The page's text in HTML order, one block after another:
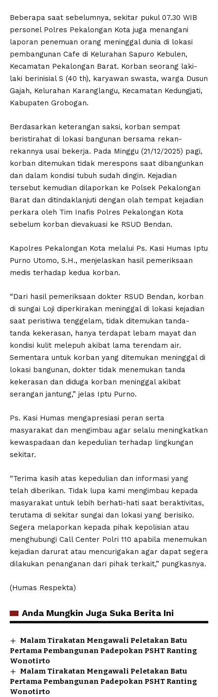
Beberapa saat sebelumnya, sekitar pukul 07.30 WIB
personel Polres Pekalongan Kota juga menangani
laporan penemuan orang meninggal dunia di lokasi
pembangunan Cafe di Kelurahan Sapuro Kebulen,
Kecamatan Pekalongan Barat. Korban seorang laki-
laki berinisial S (40 th), karyawan swasta, warga Dusun
Gajah, Kelurahan Karanglangu, Kecamatan Kedungjati,
Kabupaten Grobogan.
Berdasarkan keterangan saksi, korban sempat
beristirahat di lokasi bangunan bersama rekan-
rekannya usai bekerja. Pada Minggu (21/12/2025) pagi,
korban ditemukan tidak merespons saat dibangunkan
dan dalam kondisi tubuh sudah dingin. Kejadian
tersebut kemudian dilaporkan ke Polsek Pekalongan
Barat dan ditindaklanjuti dengan olah tempat kejadian
perkara oleh Tim Inafis Polres Pekalongan Kota
sebelum korban dievakuasi ke RSUD Bendan.
Kapolres Pekalongan Kota melalui Ps. Kasi Humas Iptu
Purno Utomo, S.H., menjelaskan hasil pemeriksaan
medis terhadap kedua korban.
“Dari hasil pemeriksaan dokter RSUD Bendan, korban
di sungai Loji diperkirakan meninggal di lokasi kejadian
saat peristiwa tenggelam, tidak ditemukan tanda-
tanda kekerasan, hanya terdapat lebam mayat dan
kondisi kulit melepuh akibat lama terendam air.
Sementara untuk korban yang ditemukan meninggal di
lokasi bangunan, dokter tidak menemukan tanda
kekerasan dan diduga korban meninggal akibat
serangan jantung,” jelas Iptu Purno.
Ps. Kasi Humas mengapresiasi peran serta
masyarakat dan mengimbau agar selalu meningkatkan
kewaspadaan dan kepedulian terhadap lingkungan
sekitar.
“Terima kasih atas kepedulian dan informasi yang
telah diberikan. Tidak lupa kami mengimbau kepada
masyarakat untuk lebih berhati-hati saat beraktivitas,
terutama di sekitar sungai dan lokasi yang berisiko.
Segera melaporkan kepada pihak kepolisian atau
menghubungi Call Center Polri 110 apabila menemukan
kejadian darurat atau mencurigakan agar dapat segera
dilakukan penanganan dari pihak terkait,” pungkasnya.
(Humas Respekta)
Anda Mungkin Juga Suka Berita Ini
Malam Tirakatan Mengawali Peletakan Batu
Pertama Pembangunan Padepokan PSHT Ranting
Wonotirto
Malam Tirakatan Mengawali Peletakan Batu
Pertama Pembangunan Padepokan PSHT Ranting
Wonotirto